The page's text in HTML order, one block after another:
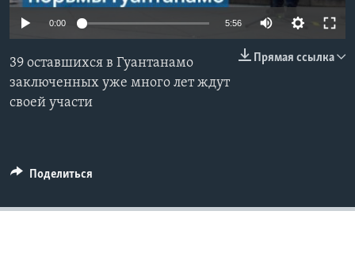
Learning English
СОЦИАЛЬНЫЕ СЕТИ
0:00 5:56
Прямая ссылка
39 оставшихся в Гуантанамо
заключенных уже много лет ждут
своей участи
Поделиться